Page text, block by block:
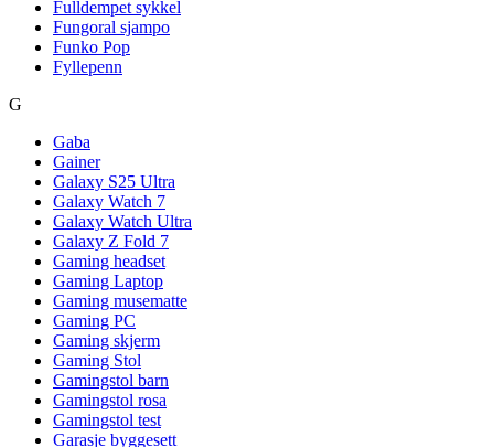
Fulldempet sykkel
Fungoral sjampo
Funko Pop
Fyllepenn
G
Gaba
Gainer
Galaxy S25 Ultra
Galaxy Watch 7
Galaxy Watch Ultra
Galaxy Z Fold 7
Gaming headset
Gaming Laptop
Gaming musematte
Gaming PC
Gaming skjerm
Gaming Stol
Gamingstol barn
Gamingstol rosa
Gamingstol test
Garasje byggesett